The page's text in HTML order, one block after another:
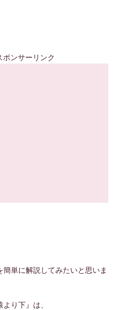
ポンサーリンク
簡単に解説してみたいと思いま
り下』は、